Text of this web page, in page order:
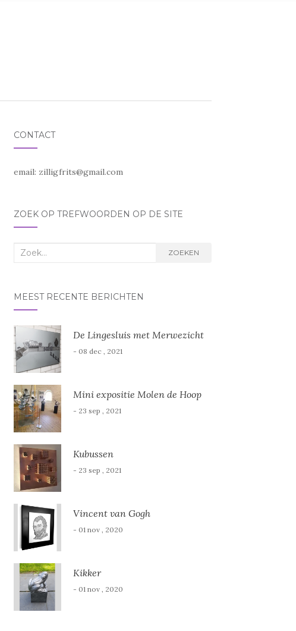
CONTACT
email: zilligfrits@gmail.com
ZOEK OP TREFWOORDEN OP DE SITE
Zoek
ZOEKEN
MEEST RECENTE BERICHTEN
De Lingesluis met Merwezicht
- 08 dec , 2021
Mini expositie Molen de Hoop
- 23 sep , 2021
Kubussen
- 23 sep , 2021
Vincent van Gogh
- 01 nov , 2020
Kikker
- 01 nov , 2020